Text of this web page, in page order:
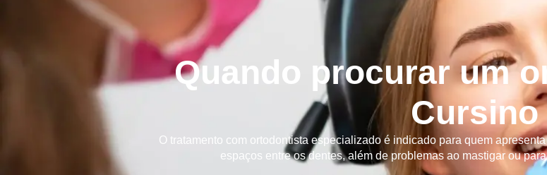
Quando procurar um
Cursino
O tratamento com ortodontista especializado é indicado para quem
espaços entre os dentes, além de problemas ao mastigar ou